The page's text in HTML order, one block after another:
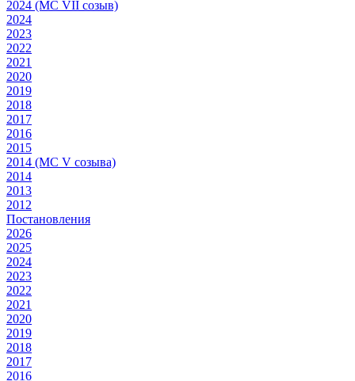
2024 (МС VII созыв)
2024
2023
2022
2021
2020
2019
2018
2017
2016
2015
2014 (МС V созыва)
2014
2013
2012
Постановления
2026
2025
2024
2023
2022
2021
2020
2019
2018
2017
2016